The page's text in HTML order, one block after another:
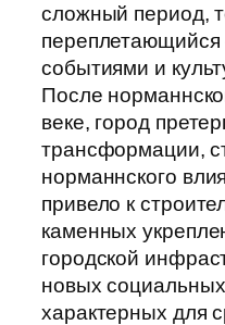
сложный период,
переплетающийся
событиями и
После
веке, город
трансформации,
норманнского
привело к
каменных
городской
новых социальных
характерных для